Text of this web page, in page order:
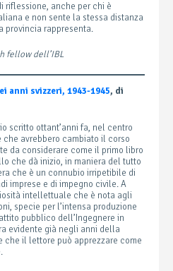
riflessione, anche per chi è
e non sente la stessa distanza
provincia rappresenta.
fellow dell’IBL
anni svizzeri, 1943-1945, di
scritto ottant’anni fa, nel centro
che avrebbero cambiato il corso
da considerare come il primo libro
che dà inizio, in maniera del tutto
che è un connubio irripetibile di
imprese e di impegno civile. A
intellettuale che è nota agli
specie per l’intensa produzione
pubblico dell’Ingegnere in
evidente già negli anni della
che il lettore può apprezzare come